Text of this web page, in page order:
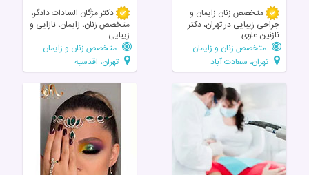
متخصص زنان زایمان و
جراحی زیبایی در تهران، دکتر
نازنین علوی
متخصص زنان و زایمان
تهران، سعادت آباد
دکتر مژگان السادات دادگر،
متخصص زنان، زایمان، نازایی و
زیبایی
متخصص زنان و زایمان
تهران، اقدسیه